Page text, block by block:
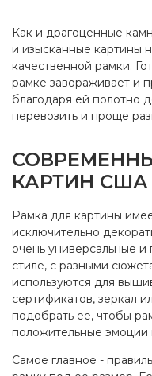
Как и драгоценные
и изысканные картины
качественной рамки.
рамке завораживает и
благодаря ей полотно
перевозить и проще
КАРТИН США
Рамка для картины
исключительно
очень универсальные и
стиле, с разными
используются для
сертификатов, зеркал
подобрать ее, чтобы
положительные
Самое главное -